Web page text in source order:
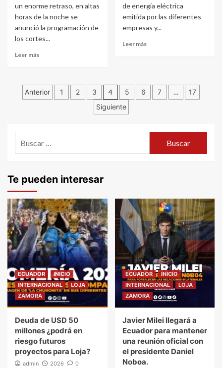
un enorme retraso, en altas
horas de la noche se
anunció la programación de
los cortes...
Leer más
de energía eléctrica
emitida por las diferentes
empresas y...
Leer más
Navegación
entradas
Anterior 1 2 3 4 5 6 7 …
17
Siguiente
Te pueden interesar
ECUADOR
INICIO
INTERNACIONAL
LOJA
ZAMORA
Deuda de USD 50
millones ¿podrá en
riesgo futuros
proyectos para Loja?
admin 2026 0
ECUADOR
INICIO
INTERNACIONAL
LOJA
ZAMORA
Javier Milei llegará a
Ecuador para mantener
una reunión oficial con
el presidente Daniel
Noboa.